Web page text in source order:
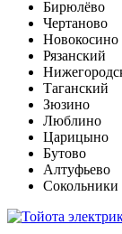
Бирюлёво
Чертаново
Новокосино
Рязанский
Таганский
Зюзино
Люблино
Царицыно
Бутово
Алтуфьево
Сокольники